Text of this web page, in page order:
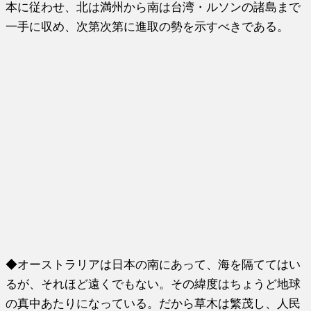
本に従わせ、北は満州から南は台湾・ルソンの諸島まで
一手に収め、次第次第に進取の勢を示すべきである。
◆オーストラリアは日本の南にあって、海を隔ててはい
るが、それほど遠くでもない。その緯度はちょうど地球
の真中あたりになっている。だから草木は繁茂し、人民